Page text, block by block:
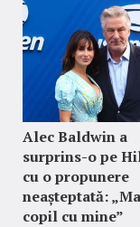
Alec Baldwin a
surprins-o pe
cu o propunere
neașteptată:
copil cu mine”